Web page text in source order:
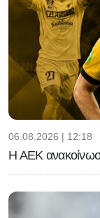
06.08.2026 | 12:18
Η ΑΕΚ